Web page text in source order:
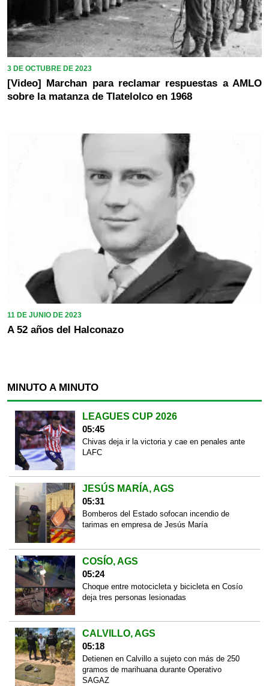
3 DE OCTUBRE DE 2023
[Video] Marchan para reclamar respuestas a AMLO
sobre la matanza de Tlatelolco en 1968
11 DE JUNIO DE 2023
A 52 años del Halconazo
MINUTO A MINUTO
LEAGUES CUP 2026
05:45
Chivas deja ir la victoria y cae en penales ante
LAFC
JESÚS MARÍA, AGS
05:31
Bomberos del Estado sofocan incendio de
tarimas en empresa de Jesús María
COSÍO, AGS
05:24
Choque entre motocicleta y bicicleta en Cosío
deja tres personas lesionadas
CALVILLO, AGS
05:18
Detienen en Calvillo a sujeto con más de 250
gramos de marihuana durante Operativo
SAGAZ